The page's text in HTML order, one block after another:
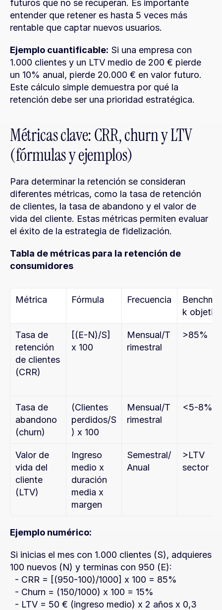
futuros que no se recuperan. Es importante
entender que retener es hasta 5 veces más
rentable que captar nuevos usuarios.
Ejemplo cuantificable: Si una empresa con
1.000 clientes y un LTV medio de 200 € pierde
un 10% anual, pierde 20.000 € en valor futuro.
Este cálculo simple demuestra por qué la
retención debe ser una prioridad estratégica.
Métricas clave: CRR, churn y LTV
(fórmulas y ejemplos)
Para determinar la retención se consideran
diferentes métricas, como la tasa de retención
de clientes, la tasa de abandono y el valor de
vida del cliente. Estas métricas permiten evaluar
el éxito de la estrategia de fidelización.
Tabla de métricas para la retención de
consumidores
Métrica Fórmula Frecuencia
k
Tasa de
retención
de clientes
(CRR)
[(E-N)/S]
x 100
Mensual/T
rimestral
>85%
Tasa de
abandono
(churn)
(Clientes
perdidos/S
) x 100
Mensual/T
rimestral
<5-8%
Valor de
vida del
cliente
(LTV)
Ingreso
medio x
duración
media x
margen
Semestral/
Anual
>LTV
sector
Ejemplo numérico:
Si inicias el mes con 1.000 clientes (S), adquieres
100 nuevos (N) y terminas con 950 (E):
  - CRR = [(950-100)/1000] x 100 = 85%
  - Churn = (150/1000) x 100 = 15%